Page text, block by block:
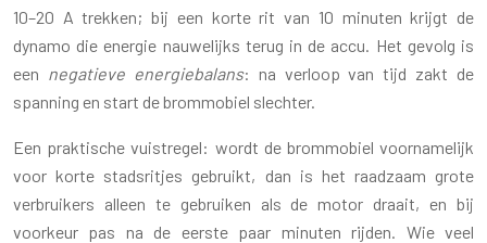
10–20 A trekken; bij een korte rit van 10 minuten krijgt de
dynamo die energie nauwelijks terug in de accu. Het gevolg is
een negatieve energiebalans: na verloop van tijd zakt de
spanning en start de brommobiel slechter.
Een praktische vuistregel: wordt de brommobiel voornamelijk
voor korte stadsritjes gebruikt, dan is het raadzaam grote
verbruikers alleen te gebruiken als de motor draait, en bij
voorkeur pas na de eerste paar minuten rijden. Wie veel